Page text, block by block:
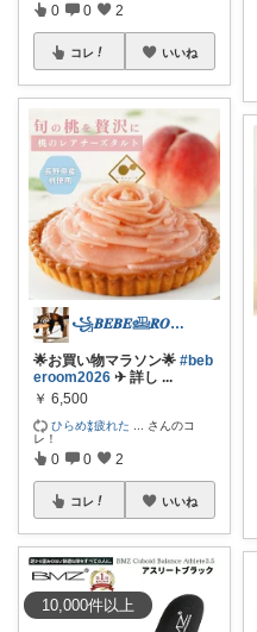
10,000件以上
0 0 2
コレ いいね
꧁𝑩𝑬𝑩𝑬𓊝𝑹𝑶𝑶𝑴꧂
🌟お買い物マラソン🌟 #beb
eroom2026 ✈︎ 詳し ...
￥ 6,500
ひらめ⁑疲れた
さんのコ
レ！
0 0 2
コレ いいね